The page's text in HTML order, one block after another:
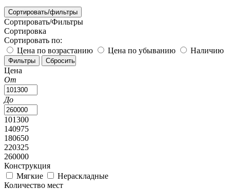
Сортировать/фильтры
Сортировать/Фильтры
Сортировка
Сортировать по:
Цена по возрастанию
Цена по убыванию Наличию
Цена
От
До
101300
140975
180650
220325
260000
Конструкция
Мягкие
Нераскладные
Количество мест